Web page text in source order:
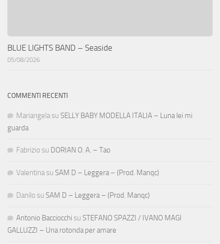
BLUE LIGHTS BAND – Seaside
05/08/2026
COMMENTI RECENTI
Mariangela su SELLY BABY MODELLA ITALIA – Luna lei mi
guarda
Fabrizio su DORIAN O. A. – Tao
Valentina su SAM D – Leggera – (Prod. Manqc)
Danilo su SAM D – Leggera – (Prod. Manqc)
Antonio Bacciocchi su STEFANO SPAZZI / IVANO MAGI
GALLUZZI – Una rotonda per amare